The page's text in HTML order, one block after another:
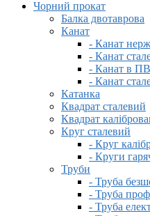
Чорний прокат
Балка двотаврова
Канат
- Канат
- Канат
- Канат в
- Канат
Катанка
Квадрат сталевий
Квадрат
Круг сталевий
- Круг
- Круги
Труби
- Труба
- Труба
- Труба